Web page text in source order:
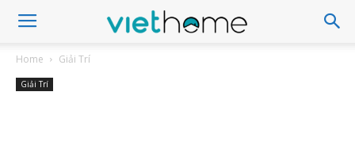
Home Giải Trí
Giải Trí